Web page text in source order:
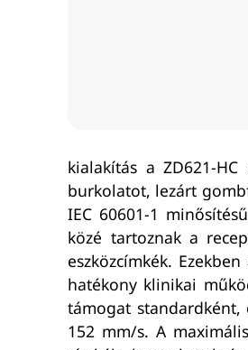
kialakítás a ZD621-
burkolatot, lezárt
IEC 60601-1
közé tartoznak a
eszközcímkék.
hatékony klinikai
támogat standardként,
152 mm/s. A